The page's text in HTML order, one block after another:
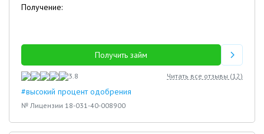
Получение:
Получить займ
3.8 Читать все отзывы (12)
#высокий процент одобрения
№ Лицензии 18-031-40-008900